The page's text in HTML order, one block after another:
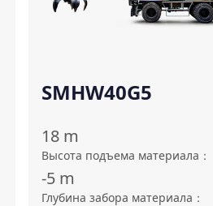
SMHW40G5
18 m
Высота подъема материала ：
-5 m
Глубина забора материала ：